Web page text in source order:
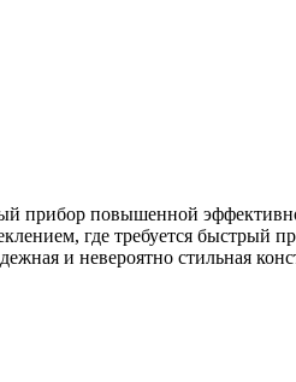
прибор повышенной
где требуется быстрый
и невероятно стильная